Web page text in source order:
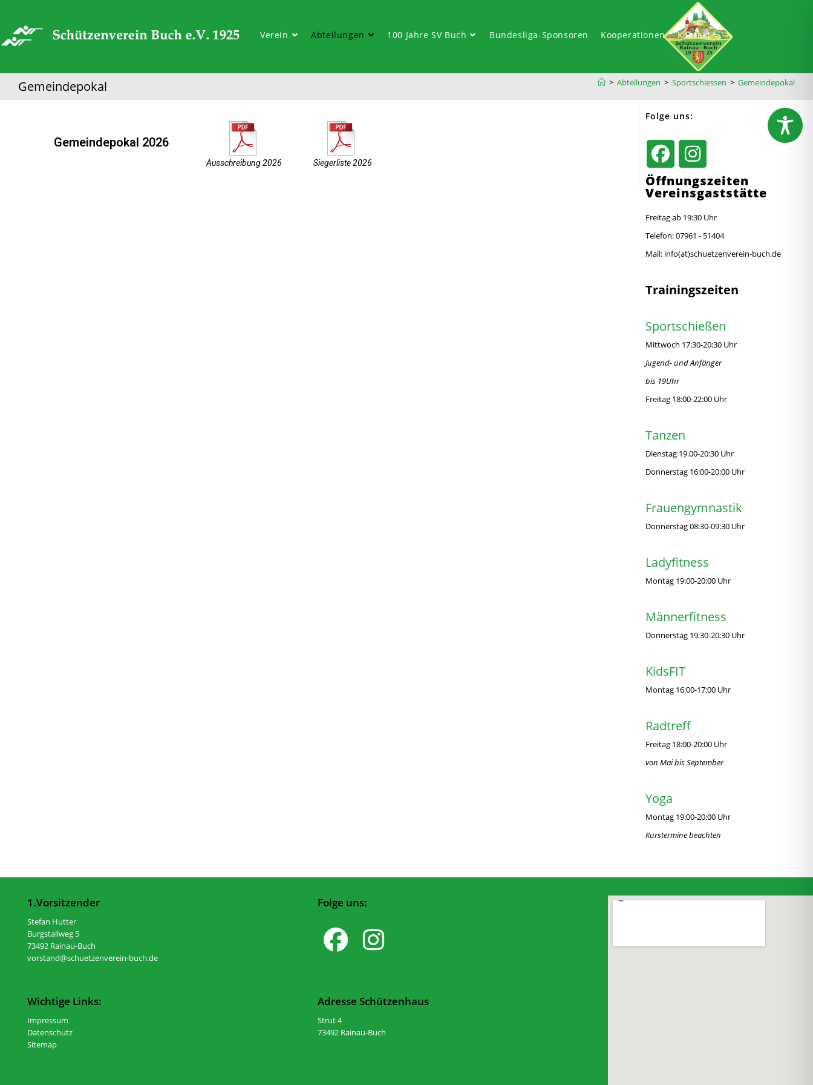
Verein Abteilungen 100 Jahre SV Buch Bundesliga-Sponsoren Kooperationen Kontakt
Gemeindepokal > Abteilungen > Sportschiessen > Gemeindepokal
Gemeindepokal 2026
Ausschreibung 2026 Siegerliste 2026
Folge uns:
Öffnungszeiten
Vereinsgaststätte
Freitag ab 19:30 Uhr
Telefon: 07961 - 51404
Mail: info(at)schuetzenverein-buch.de
Trainingszeiten
Sportschießen
Mittwoch 17:30-20:30 Uhr
Jugend- und Anfänger
bis 19Uhr
Freitag 18:00-22:00 Uhr
Tanzen
Dienstag 19.00-20:30 Uhr
Donnerstag 16:00-20:00 Uhr
Frauengymnastik
Donnerstag 08:30-09:30 Uhr
Ladyfitness
Montag 19:00-20:00 Uhr
Männerfitness
Donnerstag 19:30-20:30 Uhr
KidsFIT
Montag 16:00-17:00 Uhr
Radtreff
Freitag 18:00-20:00 Uhr
von Mai bis September
Yoga
Montag 19:00-20:00 Uhr
Kurstermine beachten
1.Vorsitzender
Stefan Hutter
Burgstallweg 5
73492 Rainau-Buch
vorstand@schuetzenverein-buch.de
Wichtige Links:
Impressum
Datenschutz
Sitemap
Folge uns:
Adresse Schützenhaus
Strut 4
73492 Rainau-Buch